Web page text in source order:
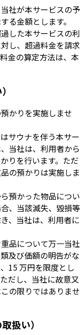
社が本サービスの予
る金額とします。
した本サービスの利
し、超過料金を請求
金の算定方法は、本
かりを実施しませ
サウナを伴う本サー
当社は、利用者から
りを行います。ただ
の預かりは実施しま
預かった物品につい
、当該滅失、毀損等
、当社は、利用者に
品について万一当社
及び価額の明告がな
15 万円を限度とし
だし、当社に故意又
の限りではありませ
扱い）